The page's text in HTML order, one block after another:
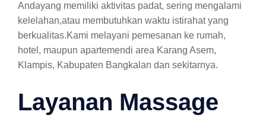
Andayang memiliki aktivitas padat, sering mengalami
kelelahan,atau membutuhkan waktu istirahat yang
berkualitas.Kami melayani pemesanan ke rumah,
hotel, maupun apartemendi area Karang Asem,
Klampis, Kabupaten Bangkalan dan sekitarnya.
Layanan Massage